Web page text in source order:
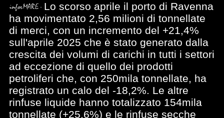
Lo scorso aprile il porto di Ravenna
ha movimentato 2,56 milioni di tonnellate
di merci, con un incremento del +21,4%
sull'aprile 2025 che è stato generato dalla
crescita dei volumi di carichi in tutti i settori
ad eccezione di quello dei prodotti
petroliferi che, con 250mila tonnellate, ha
registrato un calo del -18,2%. Le altre
rinfuse liquide hanno totalizzato 154mila
tonnellate (+25,6%) e le rinfuse secche